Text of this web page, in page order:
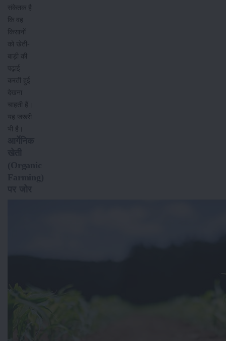
संकेतक है
कि वह
किसानों
को खेती-
बाड़ी की
पढ़ाई
करती हुई
देखना
चाहती हैं।
यह जरूरी
भी है।